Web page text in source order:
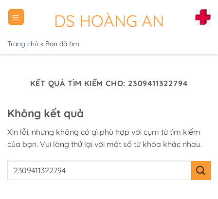
đến
dung
DS HOÀNG AN
Trang chủ » Bạn đã tìm
KẾT QUẢ TÌM KIẾM CHO: 2309411322794
Không kết quả
Xin lỗi, nhưng không có gì phù hợp với cụm từ tìm kiếm
của bạn. Vui lòng thử lại với một số từ khóa khác nhau.